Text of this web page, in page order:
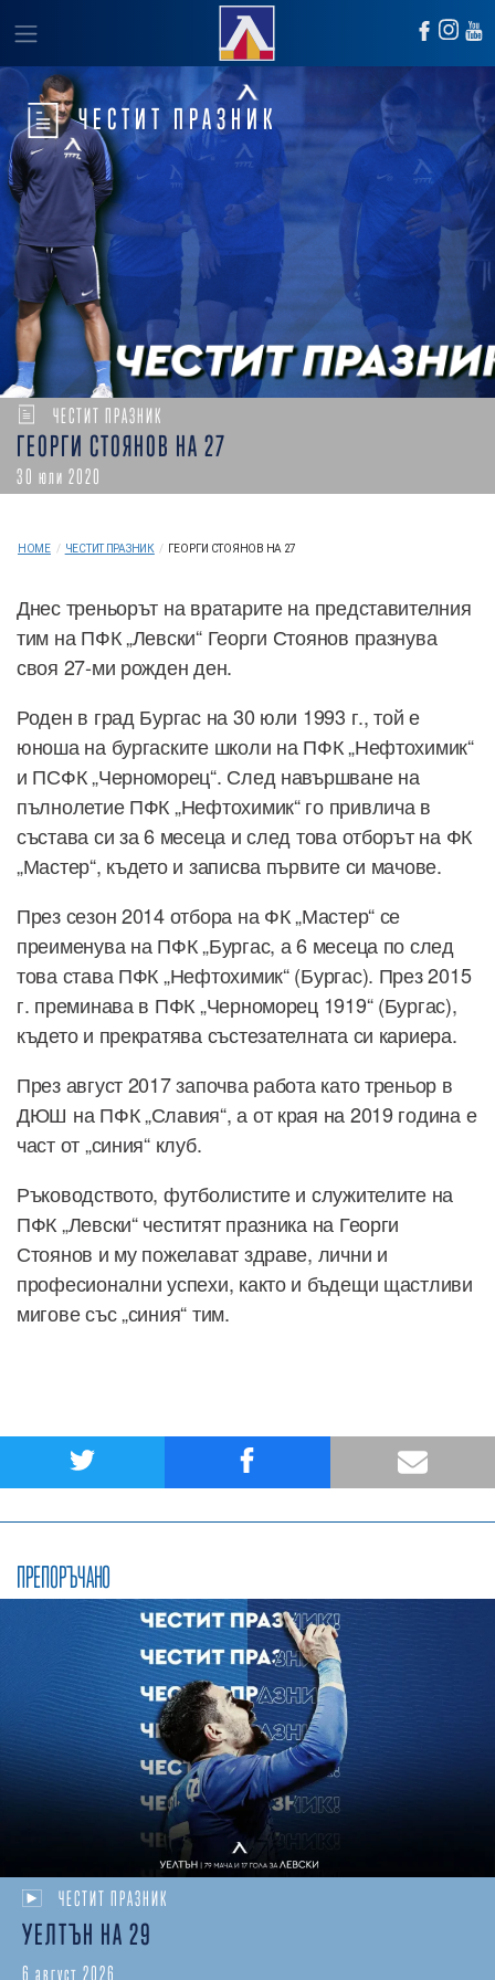
ЧЕСТИТ ПРАЗНИК
ЧЕСТИТ ПРАЗНИК
ГЕОРГИ СТОЯНОВ НА 27
30 юли 2020
HOME / ЧЕСТИТ ПРАЗНИК / ГЕОРГИ СТОЯНОВ НА 27
Днес треньорът на вратарите на представителния
тим на ПФК „Левски“ Георги Стоянов празнува
своя 27-ми рожден ден.
Роден в град Бургас на 30 юли 1993 г., той е
юноша на бургаските школи на ПФК „Нефтохимик“
и ПСФК „Черноморец“. След навършване на
пълнолетие ПФК „Нефтохимик“ го привлича в
състава си за 6 месеца и след това отборът на ФК
„Мастер“, където и записва първите си мачове.
През сезон 2014 отбора на ФК „Мастер“ се
преименува на ПФК „Бургас, а 6 месеца по след
това става ПФК „Нефтохимик“ (Бургас). През 2015
г. преминава в ПФК „Черноморец 1919“ (Бургас),
където и прекратява състезателната си кариера.
През август 2017 започва работа като треньор в
ДЮШ на ПФК „Славия“, а от края на 2019 година е
част от „синия“ клуб.
Ръководството, футболистите и служителите на
ПФК „Левски“ честитят празника на Георги
Стоянов и му пожелават здраве, лични и
професионални успехи, както и бъдещи щастливи
мигове със „синия“ тим.
ПРЕПОРЪЧАНО
ЧЕСТИТ ПРАЗНИК
УЕЛТЪН НА 29
6 август 2026